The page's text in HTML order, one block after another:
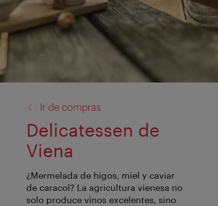
Ir de compras
Delicatessen de
Viena
¿Mermelada de higos, miel y caviar
de caracol? La agricultura vienesa no
solo produce vinos excelentes, sino